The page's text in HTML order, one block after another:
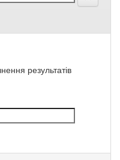
результатів